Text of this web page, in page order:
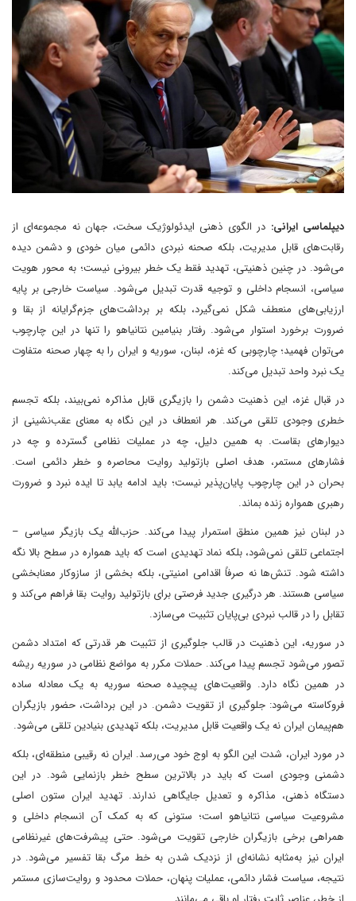
دیپلماسی ایرانی: در الگوی ذهنی ایدئولوژیک سخت، جهان نه مجموعه‌ای از
رقابت‌های قابل مدیریت، بلکه صحنه نبردی دائمی میان خودی و دشمن دیده
می‌شود. در چنین ذهنیتی، تهدید فقط یک خطر بیرونی نیست؛ به محور هویت
سیاسی، انسجام داخلی و توجیه قدرت تبدیل می‌شود. سیاست خارجی بر پایه
ارزیابی‌های منعطف شکل نمی‌گیرد، بلکه بر برداشت‌های جزم‌گرایانه از بقا و
ضرورت برخورد استوار می‌شود. رفتار بنیامین نتانیاهو را تنها در این چارچوب
می‌توان فهمید؛ چارچوبی که غزه، لبنان، سوریه و ایران را به چهار صحنه متفاوت
یک نبرد واحد تبدیل می‌کند.
در قبال غزه، این ذهنیت دشمن را بازیگری قابل مذاکره نمی‌بیند، بلکه تجسم
خطری وجودی تلقی می‌کند. هر انعطاف در این نگاه به معنای عقب‌نشینی از
دیوارهای بقاست. به همین دلیل، چه در عملیات نظامی گسترده و چه در
فشارهای مستمر، هدف اصلی بازتولید روایت محاصره و خطر دائمی است.
بحران در این چارچوب پایان‌پذیر نیست؛ باید ادامه یابد تا ایده نبرد و ضرورت
رهبری همواره زنده بماند.
در لبنان نیز همین منطق استمرار پیدا می‌کند. حزب‌الله یک بازیگر سیاسی –
اجتماعی تلقی نمی‌شود، بلکه نماد تهدیدی است که باید همواره در سطح بالا نگه
داشته شود. تنش‌ها نه صرفاً اقدامی امنیتی، بلکه بخشی از سازوکار معنا‌بخشی
سیاسی هستند. هر درگیری جدید فرصتی برای بازتولید روایت بقا فراهم می‌کند و
تقابل را در قالب نبردی بی‌پایان تثبیت می‌سازد.
در سوریه، این ذهنیت در قالب جلوگیری از تثبیت هر قدرتی که امتداد دشمن
تصور می‌شود تجسم پیدا می‌کند. حملات مکرر به مواضع نظامی در سوریه ریشه
در همین نگاه دارد. واقعیت‌های پیچیده صحنه سوریه به یک معادله ساده
فروکاسته می‌شود: جلوگیری از تقویت دشمن. در این برداشت، حضور بازیگران
هم‌پیمان ایران نه یک واقعیت قابل مدیریت، بلکه تهدیدی بنیادین تلقی می‌شود.
در مورد ایران، شدت این الگو به اوج خود می‌رسد. ایران نه رقیبی منطقه‌ای، بلکه
دشمنی وجودی است که باید در بالاترین سطح خطر بازنمایی شود. در این
دستگاه ذهنی، مذاکره و تعدیل جایگاهی ندارند. تهدید ایران ستون اصلی
مشروعیت سیاسی نتانیاهو است؛ ستونی که به کمک آن انسجام داخلی و
همراهی برخی بازیگران خارجی تقویت می‌شود. حتی پیشرفت‌های غیرنظامی
ایران نیز به‌مثابه نشانه‌ای از نزدیک شدن به خط مرگ بقا تفسیر می‌شود. در
نتیجه، سیاست فشار دائمی، عملیات پنهان، حملات محدود و روایت‌سازی مستمر